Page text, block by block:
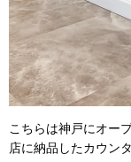
こちらは神戸にオー
店に納品したカウンタ